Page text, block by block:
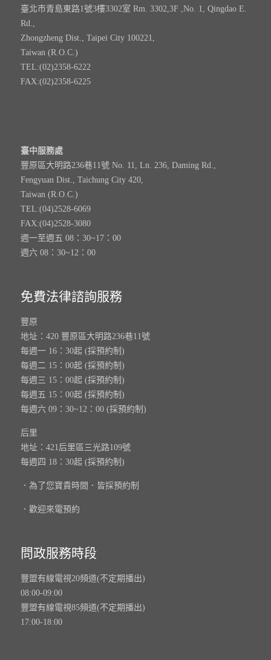
臺北市青島東路1號3樓3302室 Rm. 3302,3F ,No. 1, Qingdao E.
Rd.,
Zhongzheng Dist., Taipei City 100221,
Taiwan (R.O.C.)
TEL:(02)2358-6222
FAX:(02)2358-6225
臺中服務處
豐原區大明路236巷11號 No. 11, Ln. 236, Daming Rd.,
Fengyuan Dist., Taichung City 420,
Taiwan (R.O.C.)
TEL:(04)2528-6069
FAX:(04)2528-3080
週一至週五 08：30~17：00
週六 08：30~12：00
免費法律諮詢服務
豐原
地址：420 豐原區大明路236巷11號
每週一 16：30起 (採預約制)
每週二 15：00起 (採預約制)
每週三 15：00起 (採預約制)
每週五 15：00起 (採預約制)
每週六 09：30~12：00 (採預約制)
后里
地址：421后里區三光路109號
每週四 18：30起 (採預約制)
．為了您寶貴時間．皆採預約制
．歡迎來電預約
問政服務時段
豐盟有線電視20頻道(不定期播出)
08:00-09:00
豐盟有線電視85頻道(不定期播出)
17:00-18:00